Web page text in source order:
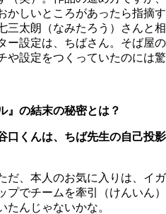
かしいところがあったら指摘す
三太朗（なみたろう）さんと相
ー設定は、ちばさん。そば屋の
や設定をつくっていたのには驚
』の結末の秘密とは？
くんは、ちば先生の自己投影
、本人のお気に入りは、イガ
でチームを牽引（けんいん）
たんじゃないかな。